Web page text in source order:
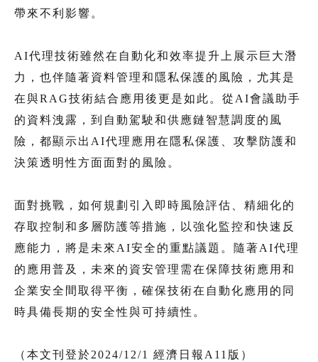
帶來不利影響。
AI代理技術雖然在自動化和效率提升上展示巨大潛
力，也伴隨著資料管理和隱私保護的風險，尤其是
在與RAG技術結合應用後更是如此。從AI會議助手
的資料洩露，到自動駕駛和供應鏈智慧調度的風
險，都顯示出AI代理應用在隱私保護、攻擊防護和
決策透明性方面面對的風險。
面對挑戰，如何規劃引入即時風險評估、精細化的
存取控制和多層防護等措施，以強化監控和快速反
應能力，將是未來AI安全的重點議題。隨著AI代理
的應用普及，未來的資安管理需在保障技術應用和
企業安全間取得平衡，確保技術在自動化應用的同
時具備長期的安全性與可持續性。
（本文刊登於2024/12/1 經濟日報A11版）